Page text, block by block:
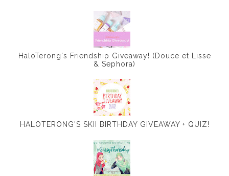
HaloTerong's Friendship Giveaway! (Douce et Lisse
& Sephora)
HALOTERONG'S SKII BIRTHDAY GIVEAWAY + QUIZ!